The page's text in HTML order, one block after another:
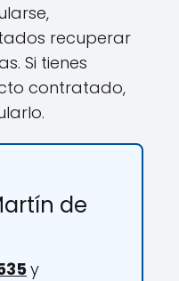
recuperar
Si tienes
contratado,
de
y